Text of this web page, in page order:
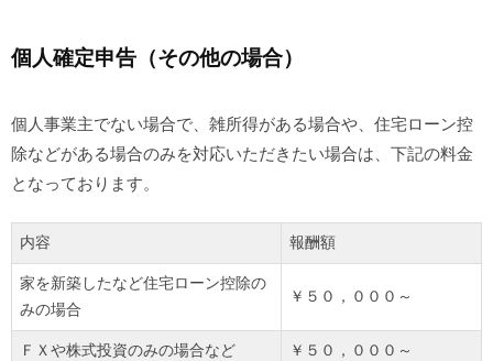
個人確定申告（その他の場合）
個人事業主でない場合で、雑所得がある場合や、住宅ローン控
除などがある場合のみを対応いただきたい場合は、下記の料金
となっております。
内容 報酬額
家を新築したなど住宅ローン控除の
みの場合
￥５０，０００～
ＦＸや株式投資のみの場合など ￥５０，０００～